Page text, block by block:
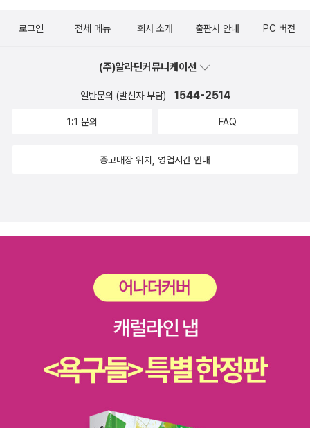
로그인 전체 메뉴 회사 소개 출판사 안내 PC 버전
(주)알라딘커뮤니케이션
일반문의 (발신자 부담) 1544-2514
1:1 문의 FAQ
중고매장 위치, 영업시간 안내